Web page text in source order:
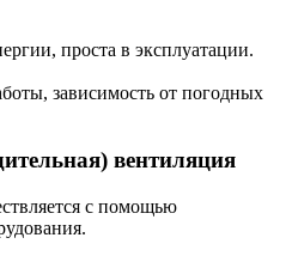
проста в эксплуатации.
зависимость от погодных
вентиляция
с помощью